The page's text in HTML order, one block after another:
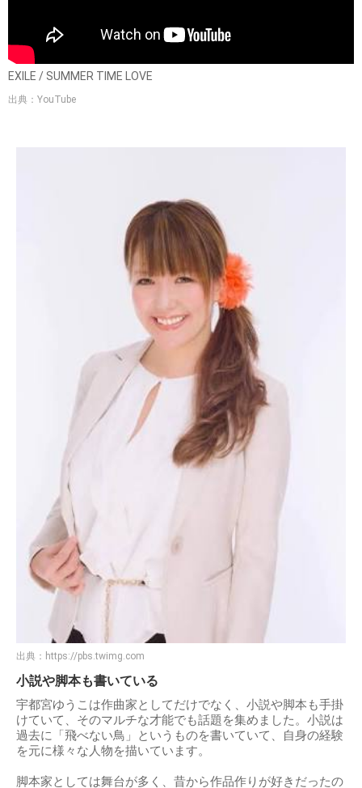
EXILE / SUMMER TIME LOVE
出典：YouTube
出典： https://pbs.twimg.com
小説や脚本も書いている
宇都宮ゆうこは作曲家としてだけでなく、小説や脚本も手掛
けていて、そのマルチな才能でも話題を集めました。小説は
過去に「飛べない鳥」というものを書いていて、自身の経験
を元に様々な人物を描いています。
脚本家としては舞台が多く、昔から作品作りが好きだったの